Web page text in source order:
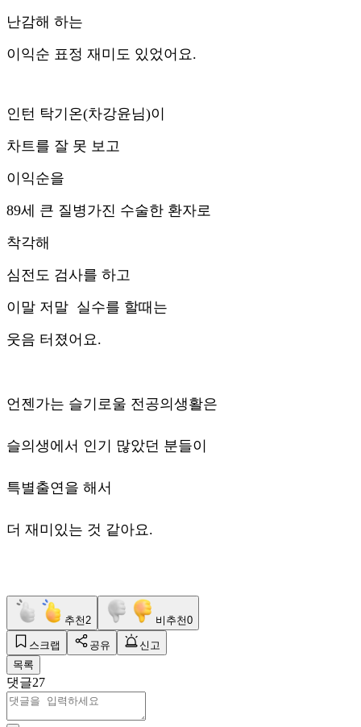
난감해 하는
이익순 표정 재미도 있었어요.
인턴 탁기온(차강윤님)이
차트를 잘 못 보고
이익순을
89세 큰 질병가진 수술한 환자로
착각해
심전도 검사를 하고
이말 저말 실수를 할때는
웃음 터졌어요.
언젠가는 슬기로울 전공의생활은
슬의생에서 인기 많았던 분들이
특별출연을 해서
더 재미있는 것 같아요.
추천2 비추천0
스크랩 공유
신고
목록
댓글27